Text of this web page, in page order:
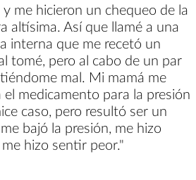
me hicieron un chequeo de la
altísima. Así que llamé a una
interna que me recetó un
tomé, pero al cabo de un par
mal. Mi mamá me
medicamento para la presión
caso, pero resultó ser un
bajó la presión, me hizo
hizo sentir peor."